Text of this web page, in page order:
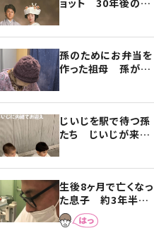
ョット 30年後の姿
孫のためにお弁当を
作った祖母 孫が絶
じいじを駅で待つ孫
たち じいじが来た
まらない」「幸せにな
れる」
生後8ヶ月で亡くなっ
た息子 約3年半
後、当時の妻の日記
に書いてあった本音